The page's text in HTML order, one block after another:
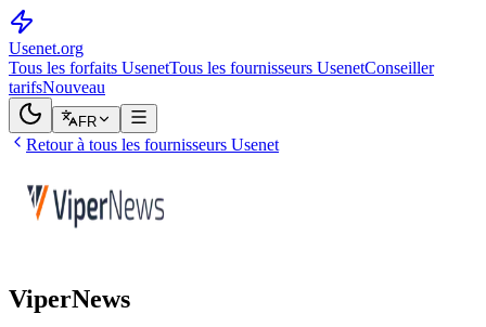
Usenet.org
Tous les forfaits UsenetTous les fournisseurs UsenetConseiller
tarifsNouveau
FR
Retour à tous les fournisseurs Usenet
ViperNews